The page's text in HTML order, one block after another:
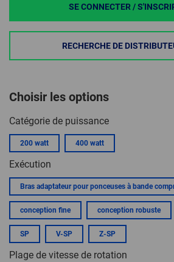
SE CONNECTER /
RECHERCHE DE
Choisir les options
Catégorie de puissance
200 watt 400 watt
Exécution
Bras adaptateur pour ponceuses à bande
conception fine conception robuste
SP V-SP Z-SP
Plage de vitesse de rotation